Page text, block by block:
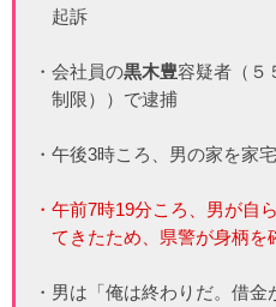
起訴
・会社員の黒木豊容疑者（５
制限））で逮捕
・午後3時ころ、男の家を家
・午前7時19分ころ、男が自
てきたため、県警が身柄を
・男は「俺は終わりだ。借